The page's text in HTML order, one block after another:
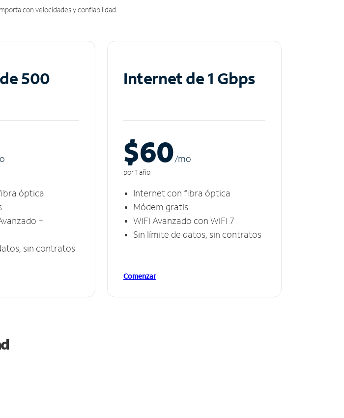
con velocidades y confiabilidad
500
o
óptica
+
sin contratos
Internet de 1 Gbps
$60/mo
por 1 año
Internet con fibra óptica
Módem gratis
WiFi Avanzado con WiFi 7
Sin límite de datos, sin contratos
Comenzar